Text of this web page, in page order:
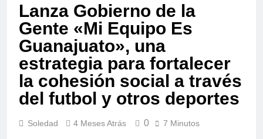
Lanza Gobierno de la
Gente «Mi Equipo Es
Guanajuato», una
estrategia para fortalecer
la cohesión social a través
del futbol y otros deportes
Soledad 4 Meses Atrás 0 7 Minutos